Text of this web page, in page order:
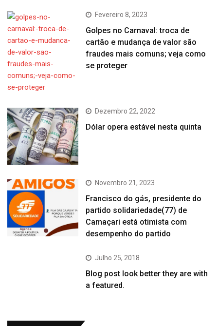
Fevereiro 8, 2023
Golpes no Carnaval: troca de
cartão e mudança de valor são
fraudes mais comuns; veja como
se proteger
Dezembro 22, 2022
Dólar opera estável nesta quinta
Novembro 21, 2023
Francisco do gás, presidente do
partido solidariedade(77) de
Camaçari está otimista com
desempenho do partido
Julho 25, 2018
Blog post look better they are with
a featured.